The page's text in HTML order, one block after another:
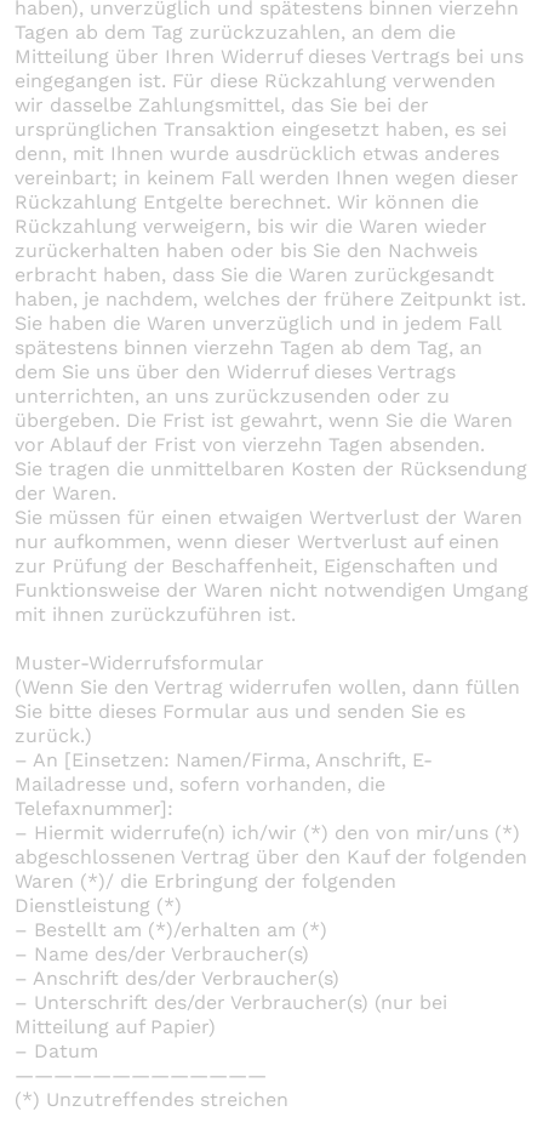
haben), unverzüglich und spätestens binnen vierzehn
Tagen ab dem Tag zurückzuzahlen, an dem die
Mitteilung über Ihren Widerruf dieses Vertrags bei uns
eingegangen ist. Für diese Rückzahlung verwenden
wir dasselbe Zahlungsmittel, das Sie bei der
ursprünglichen Transaktion eingesetzt haben, es sei
denn, mit Ihnen wurde ausdrücklich etwas anderes
vereinbart; in keinem Fall werden Ihnen wegen dieser
Rückzahlung Entgelte berechnet. Wir können die
Rückzahlung verweigern, bis wir die Waren wieder
zurückerhalten haben oder bis Sie den Nachweis
erbracht haben, dass Sie die Waren zurückgesandt
haben, je nachdem, welches der frühere Zeitpunkt ist.
Sie haben die Waren unverzüglich und in jedem Fall
spätestens binnen vierzehn Tagen ab dem Tag, an
dem Sie uns über den Widerruf dieses Vertrags
unterrichten, an uns zurückzusenden oder zu
übergeben. Die Frist ist gewahrt, wenn Sie die Waren
vor Ablauf der Frist von vierzehn Tagen absenden.
Sie tragen die unmittelbaren Kosten der Rücksendung
der Waren.
Sie müssen für einen etwaigen Wertverlust der Waren
nur aufkommen, wenn dieser Wertverlust auf einen
zur Prüfung der Beschaffenheit, Eigenschaften und
Funktionsweise der Waren nicht notwendigen Umgang
mit ihnen zurückzuführen ist.
Muster-Widerrufsformular
(Wenn Sie den Vertrag widerrufen wollen, dann füllen
Sie bitte dieses Formular aus und senden Sie es
zurück.)
– An [Einsetzen: Namen/Firma, Anschrift, E-
Mailadresse und, sofern vorhanden, die
Telefaxnummer]:
– Hiermit widerrufe(n) ich/wir (*) den von mir/uns (*)
abgeschlossenen Vertrag über den Kauf der folgenden
Waren (*)/ die Erbringung der folgenden
Dienstleistung (*)
– Bestellt am (*)/erhalten am (*)
– Name des/der Verbraucher(s)
– Anschrift des/der Verbraucher(s)
– Unterschrift des/der Verbraucher(s) (nur bei
Mitteilung auf Papier)
– Datum
—————————————
(*) Unzutreffendes streichen